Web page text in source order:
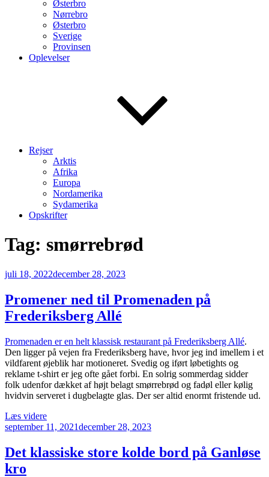
Østerbro
Nørrebro
Østerbro
Sverige
Provinsen
Oplevelser
Rejser
Arktis
Afrika
Europa
Nordamerika
Sydamerika
Opskrifter
Tag: smørrebrød
Udgivet
juli 18, 2022december 28, 2023
Promener ned til Promenaden på
Frederiksberg Allé
Promenaden er en helt klassisk restaurant på Frederiksberg Allé.
Den ligger på vejen fra Frederiksberg have, hvor jeg ind imellem i et
vildfarent øjeblik har motioneret. Svedig og iført løbetights og
reklame t-shirt er jeg ofte gået forbi. En solrig sommerdag sidder
folk udenfor dækket af højt belagt smørrebrød og fadøl eller kølig
hvidvin serveret i dugbelagte glas. Der ser altid enormt fristende ud.
Læs videre“Promener
ned
Promenaden
på
Udgivet
september 11, 2021december 28, 2023
Det klassiske store kolde bord på Ganløse
kro